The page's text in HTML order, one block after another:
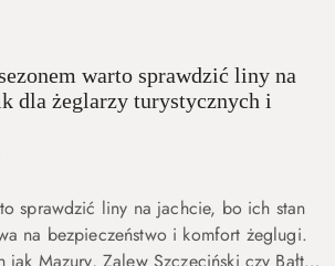
warto sprawdzić liny na
dla żeglarzy turystycznych i
sprawdzić liny na jachcie, bo ich stan
na bezpieczeństwo i komfort żeglugi.
Mazury, Zalew Szczeciński czy Bałtyk